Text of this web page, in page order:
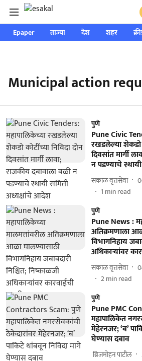
Epaper ताज्या देश शहर
Municipal action
पुणे
Pune Civic
रखडलेल्या शेकडो
दिवसांत मार्गी
न पडण्याचे
सकाळ वृत्तसेवा
1 min read
पुणे
Pune News :
अतिक्रमणाला
विभागनिहाय
अधिकाऱ्यांवर
सकाळ वृत्तसेवा
2min read
पुणे
Pune PMC
महापालिकेत
मेहेरनजर; ‘ब’
घेण्यास दबाव
​ ब्रिजमोहन पाटील